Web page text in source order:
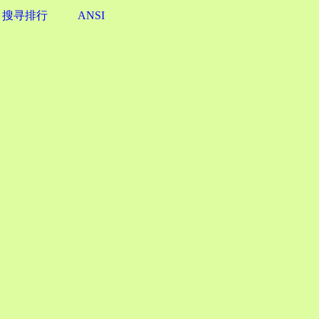
搜寻排行 ANSI